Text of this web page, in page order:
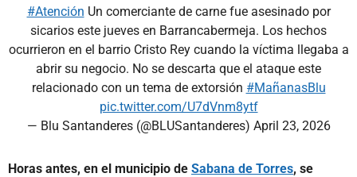
#Atención Un comerciante de carne fue asesinado por
sicarios este jueves en Barrancabermeja. Los hechos
ocurrieron en el barrio Cristo Rey cuando la víctima llegaba a
abrir su negocio. No se descarta que el ataque este
relacionado con un tema de extorsión #MañanasBlu
pic.twitter.com/U7dVnm8ytf
— Blu Santanderes (@BLUSantanderes) April 23, 2026
Horas antes, en el municipio de Sabana de Torres, se